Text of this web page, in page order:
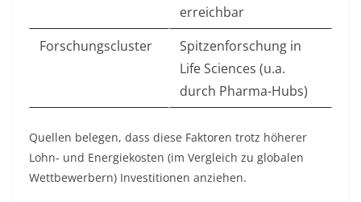
erreichbar
Forschungscluster
Spitzenforschung in
Life Sciences (u.a.
durch Pharma-Hubs)
Quellen belegen, dass diese Faktoren trotz höherer
Lohn- und Energiekosten (im Vergleich zu globalen
Wettbewerbern) Investitionen anziehen.